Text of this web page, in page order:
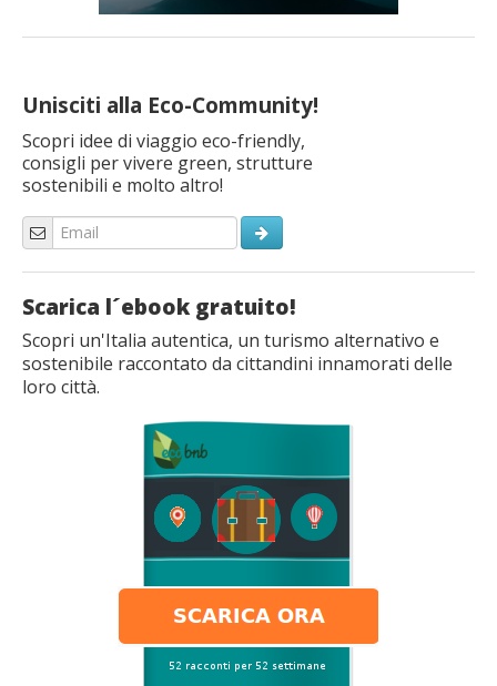
Unisciti alla Eco-Community!
Scopri idee di viaggio eco-friendly,
consigli per vivere green, strutture
sostenibili e molto altro!
Scarica l´ebook gratuito!
Scopri un'Italia autentica, un turismo alternativo e
sostenibile raccontato da cittandini innamorati delle
loro città.